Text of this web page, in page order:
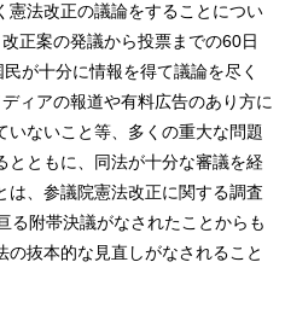
憲法改正の議論をすることについ
正案の発議から投票までの60日
が十分に情報を得て議論を尽く
ィアの報道や有料広告のあり方に
いないこと等、多くの重大な問題
とともに、同法が十分な審議を経
は、参議院憲法改正に関する調査
る附帯決議がなされたことからも
抜本的な見直しがなされること